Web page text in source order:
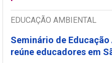
EDUCAÇÃO AMBIENTAL
Seminário de Educação
reúne educadores em